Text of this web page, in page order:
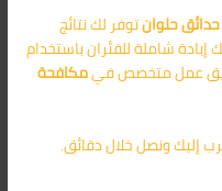
حلوانتوفر لك نتائج
شاملة للفئران باستخدام
فريق عمل متخصص فيمكافحة
إليك ونصل خلال دقائق.